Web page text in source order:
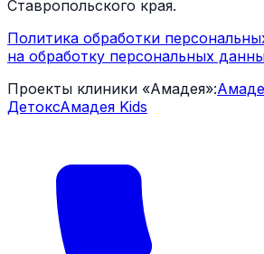
Ставропольского края.
Политика обработки
на обработку персональных
Проекты клиники «Амадея»:
ДетоксАмадея Kids